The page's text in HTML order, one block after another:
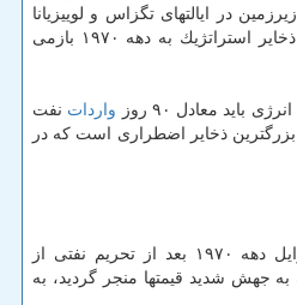
در ایالتهای تگزاس و لوییزیانا
قرار دارند. ایده نگهداری این ذخایر استراتژیك به دهه ۱۹۷۰ بازمی
باید معادل ۹۰ روز واردات نفت
بزرگترین ذخایر اضطراری است كه در
سیاستمداران آمریكایی در اوایل دهه ۱۹۷۰ بعد از تحریم نفتی از
جهش شدید قیمتها منجر گردید، به